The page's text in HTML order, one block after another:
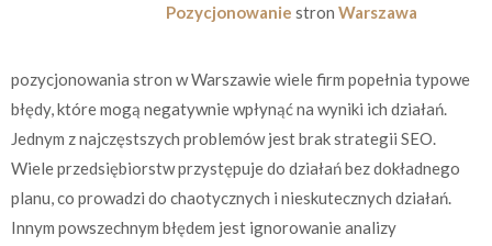
Pozycjonowanie stron Warszawa
pozycjonowania stron w Warszawie wiele firm popełnia typowe
błędy, które mogą negatywnie wpłynąć na wyniki ich działań.
Jednym z najczęstszych problemów jest brak strategii SEO.
Wiele przedsiębiorstw przystępuje do działań bez dokładnego
planu, co prowadzi do chaotycznych i nieskutecznych działań.
Innym powszechnym błędem jest ignorowanie analizy